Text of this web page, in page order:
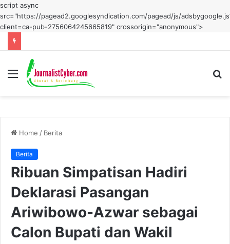
script async
src="https://pagead2.googlesyndication.com/pagead/js/
client=ca-pub-2756064245665819" crossorigin="anonymous">
Menu
Home / Berita
Berita
Ribuan Simpatisan Hadiri
Deklarasi Pasangan
Ariwibowo-Azwar sebagai
Calon Bupati dan Wakil